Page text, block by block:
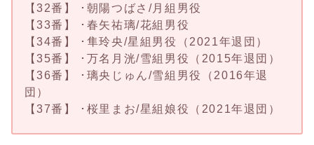
【32番】 ･朝陽つばさ/月組男役
【33番】 ･春矢祐璃/花組男役
【34番】 ･隼玲央/星組男役（2021年退団）
【35番】 ･万名月洸/雪組男役（2015年退団）
【36番】 ･璃央じゅん/雪組男役（2016年退
団）
【37番】 ･桜里まお/星組娘役（2021年退団）